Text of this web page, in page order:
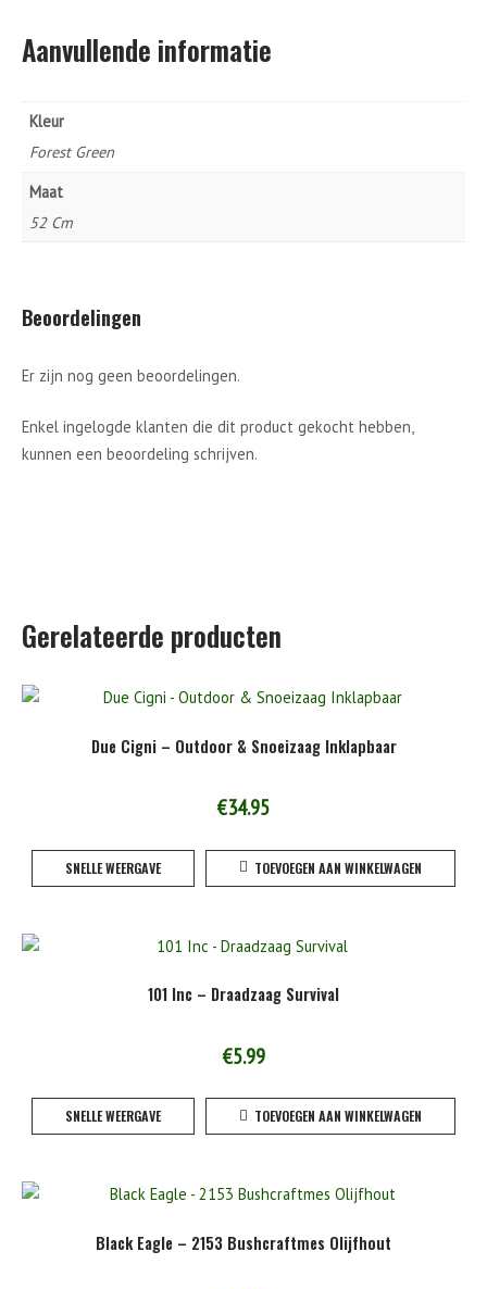
Aanvullende informatie
Kleur
Forest Green
Maat
52 Cm
Beoordelingen
Er zijn nog geen beoordelingen.
Enkel ingelogde klanten die dit product gekocht hebben,
kunnen een beoordeling schrijven.
Gerelateerde producten
Due Cigni – Outdoor & Snoeizaag Inklapbaar
€34.95
SNELLE WEERGAVE TOEVOEGEN AAN WINKELWAGEN
101 Inc – Draadzaag Survival
€5.99
SNELLE WEERGAVE TOEVOEGEN AAN WINKELWAGEN
Black Eagle – 2153 Bushcraftmes Olijfhout